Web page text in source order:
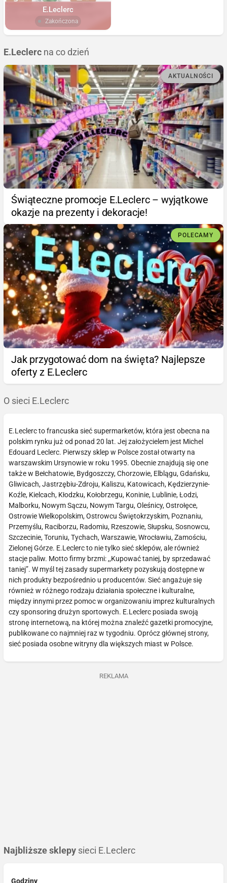
E.Leclerc
Zakończona
E.Leclerc na co dzień
AKTUALNOŚCI
Świąteczne promocje E.Leclerc – wyjątkowe
okazje na prezenty i dekoracje!
POLECAMY
Jak przygotować dom na święta? Najlepsze
oferty z E.Leclerc
O sieci E.Leclerc
E.Leclerc to francuska sieć supermarketów, która jest obecna na
polskim rynku już od ponad 20 lat. Jej założycielem jest Michel
Edouard Leclerc. Pierwszy sklep w Polsce został otwarty na
warszawskim Ursynowie w roku 1995. Obecnie znajdują się one
także w Bełchatowie, Bydgoszczy, Chorzowie, Elblągu, Gdańsku,
Gliwicach, Jastrzębiu-Zdroju, Kaliszu, Katowicach, Kędzierzynie-
Koźle, Kielcach, Kłodzku, Kołobrzegu, Koninie, Lublinie, Łodzi,
Malborku, Nowym Sączu, Nowym Targu, Oleśnicy, Ostrołęce,
Ostrowie Wielkopolskim, Ostrowcu Świętokrzyskim, Poznaniu,
Przemyślu, Raciborzu, Radomiu, Rzeszowie, Słupsku, Sosnowcu,
Szczecinie, Toruniu, Tychach, Warszawie, Wrocławiu, Zamościu,
Zielonej Górze. E.Leclerc to nie tylko sieć sklepów, ale również
stacje paliw. Motto firmy brzmi: ,,Kupować taniej, by sprzedawać
taniej”. W myśl tej zasady supermarkety pozyskują dostępne w
nich produkty bezpośrednio u producentów. Sieć angażuje się
również w różnego rodzaju działania społeczne i kulturalne,
między innymi przez pomoc w organizowaniu imprez kulturalnych
czy sponsoring drużyn sportowych. E.Leclerc posiada swoją
stronę internetową, na której można znaleźć gazetki promocyjne,
publikowane co najmniej raz w tygodniu. Oprócz głównej strony,
sieć posiada osobne witryny dla większych miast w Polsce.
REKLAMA
Najbliższe sklepy sieci E.Leclerc
Godziny